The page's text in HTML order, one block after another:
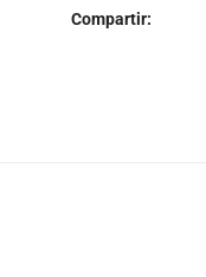
Compartir: